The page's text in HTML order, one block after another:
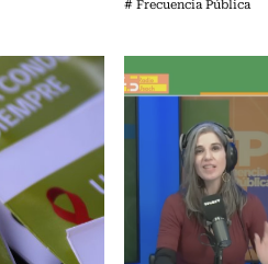
# Frecuencia Pública